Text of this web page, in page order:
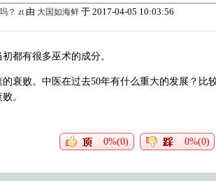
？ zt 由 大国如海鲜 于 2017-04-05 10:03:56
都有很多巫术的成分。
衰败。中医在过去50年有什么重大的发展？比
。
0%(0) 0%(0)